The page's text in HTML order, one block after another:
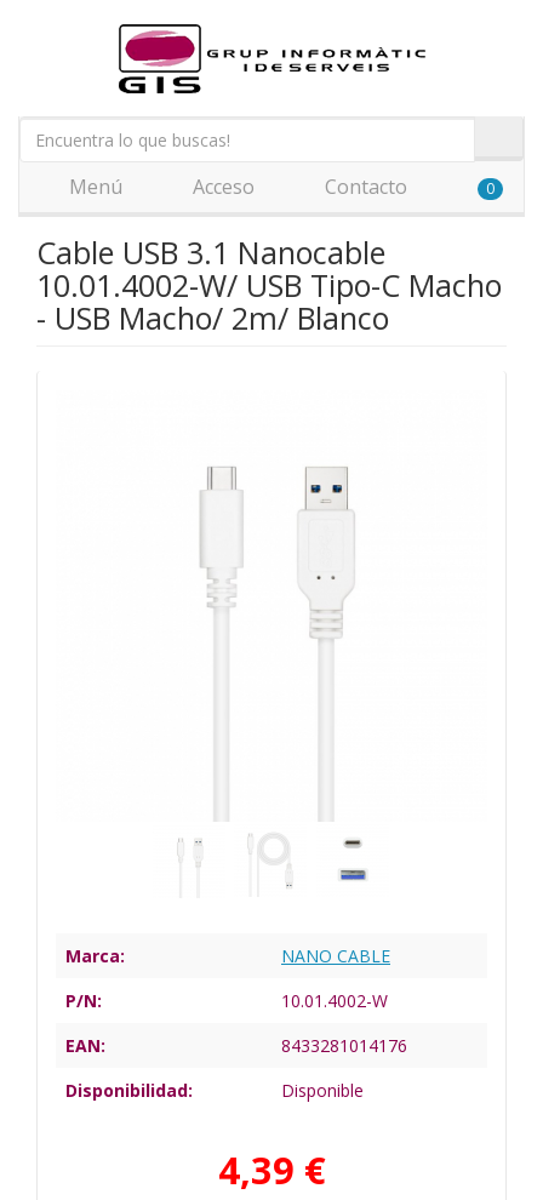
Menú Acceso Contacto 0
Cable USB 3.1 Nanocable
10.01.4002-W/ USB Tipo-C Macho
- USB Macho/ 2m/ Blanco
Marca:
NANO CABLE
P/N:
10.01.4002-W
EAN:
8433281014176
Disponibilidad:
Disponible
4,39 €